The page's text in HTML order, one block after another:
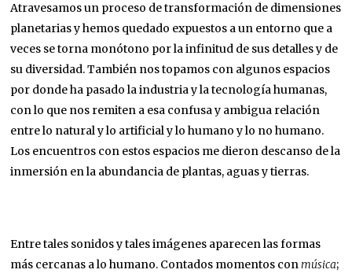
Atravesamos un proceso de transformación de dimensiones
planetarias y hemos quedado expuestos a un entorno que a
veces se torna monótono por la infinitud de sus detalles y de
su diversidad. También nos topamos con algunos espacios
por donde ha pasado la industria y la tecnología humanas,
con lo que nos remiten a esa confusa y ambigua relación
entre lo natural y lo artificial y lo humano y lo no humano.
Los encuentros con estos espacios me dieron descanso de la
inmersión en la abundancia de plantas, aguas y tierras.
Entre tales sonidos y tales imágenes aparecen las formas
más cercanas a lo humano. Contados momentos conmúsica;